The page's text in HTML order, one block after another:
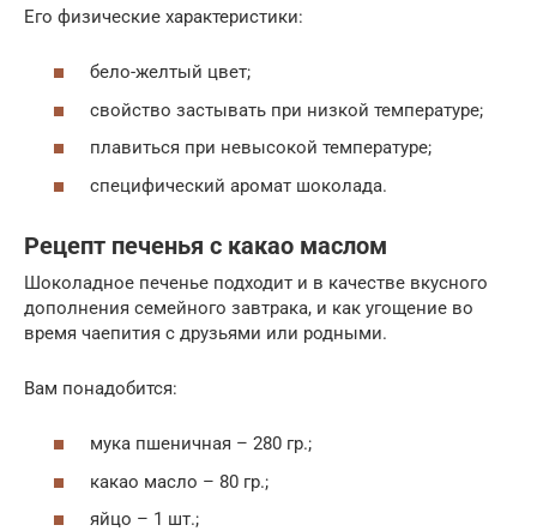
Его физические характеристики:
бело-желтый цвет;
свойство застывать при низкой температуре;
плавиться при невысокой температуре;
специфический аромат шоколада.
Рецепт печенья с какао маслом
Шоколадное печенье подходит и в качестве вкусного
дополнения семейного завтрака, и как угощение во
время чаепития с друзьями или родными.
Вам понадобится:
мука пшеничная – 280 гр.;
какао масло – 80 гр.;
яйцо – 1 шт.;